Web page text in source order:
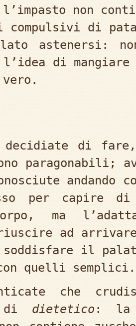
non
compulsivi di
astenersi:
l’idea di
decidiate di
paragonabili;
per capire
ma
riuscire ad
soddisfare il
quelli semplici.
che
di dietetico : la